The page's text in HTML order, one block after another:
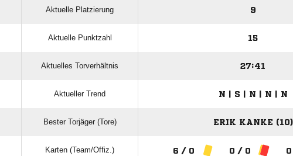
Aktuelle Platzierung 9
Aktuelle Punktzahl 15
Aktuelles Torverhältnis 27:41
Aktueller Trend N | S | N | N | N
Bester Torjäger (Tore) ERIK KANKE (10)
Karten (Team/Offiz.) 6 / 0 0 / 0